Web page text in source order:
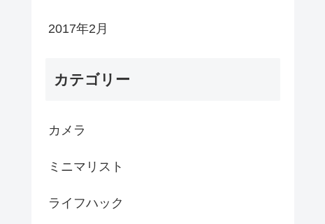
2017年2月
カテゴリー
カメラ
ミニマリスト
ライフハック